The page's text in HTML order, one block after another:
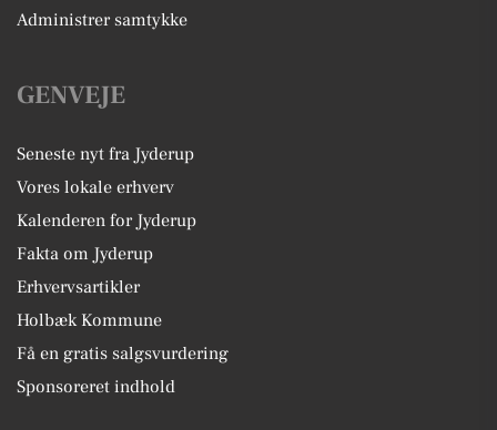
Administrer samtykke
GENVEJE
Seneste nyt fra Jyderup
Vores lokale erhverv
Kalenderen for Jyderup
Fakta om Jyderup
Erhvervsartikler
Holbæk Kommune
Få en gratis salgsvurdering
Sponsoreret indhold